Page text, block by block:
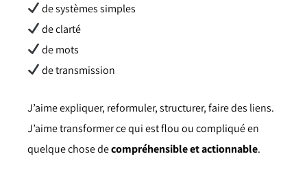
de systèmes simples
de clarté
de mots
de transmission
J’aime expliquer, reformuler, structurer, faire des liens.
J’aime transformer ce qui est flou ou compliqué en
quelque chose decompréhensible et actionnable.